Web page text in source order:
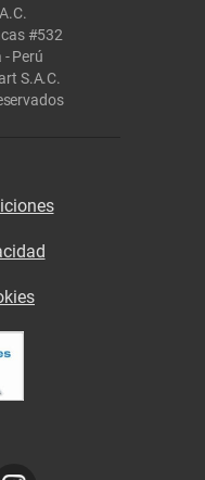
#532
- Perú
S.A.C.